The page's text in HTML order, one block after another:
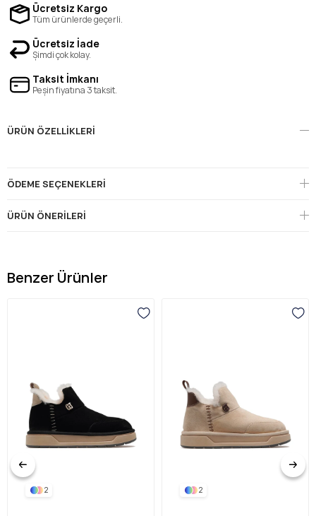
Ücretsiz Kargo
Tüm ürünlerde geçerli.
Ücretsiz İade
Şimdi çok kolay.
Taksit İmkanı
Peşin fiyatına 3 taksit.
ÜRÜN ÖZELLIKLERI
ÖDEME SEÇENEKLERI
ÜRÜN ÖNERILERI
Benzer Ürünler
2 2